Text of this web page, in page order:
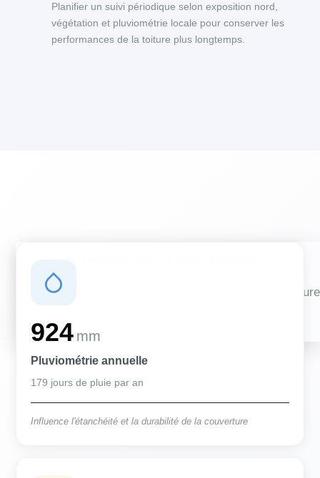
Planifier un suivi périodique selon exposition nord,
végétation et pluviométrie locale pour conserver les
performances de la toiture plus longtemps.
Des conditions qui influencent vos travaux de couverture
924 mm
Pluviométrie annuelle
179 jours de pluie par an
Influence l'étanchéité et la durabilité de la couverture